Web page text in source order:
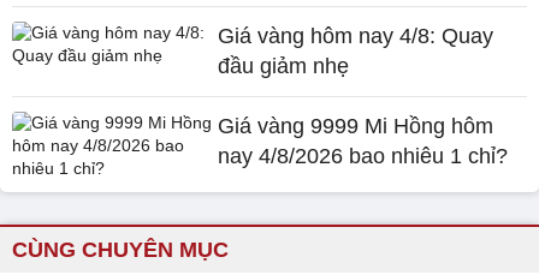
Giá vàng hôm nay 4/8: Quay
đầu giảm nhẹ
Giá vàng 9999 Mi Hồng hôm
nay 4/8/2026 bao nhiêu 1 chỉ?
CÙNG CHUYÊN MỤC